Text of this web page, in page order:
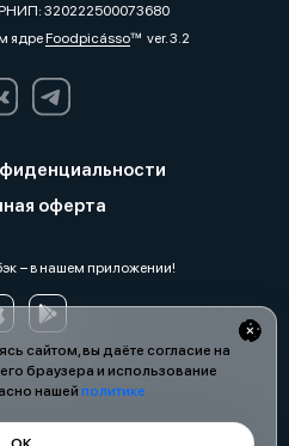
сайтом, вы даёте согласие на
браузера и использование
нашей политике
320222500073680
ядреFoodpicássover. 3.2
оферта
− в нашем приложении!